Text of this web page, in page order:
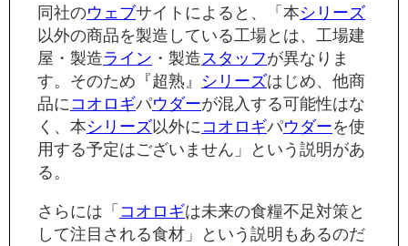
同社のウェブサイトによると、「本シリーズ
以外の商品を製造している工場とは、工場建
屋・製造ライン ・製造スタッフが異なりま
す。そのため『超熟』 シリーズはじめ、他商
品にコオロギパウダーが混入する可能性はな
く、本シリーズ以外にコオロギパウダーを使
用する予定はございません」という説明があ
る。
さらには「コオロギは未来の食糧不足対策と
して注目される食材」という説明もあるのだ